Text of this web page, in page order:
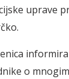
uprave
o